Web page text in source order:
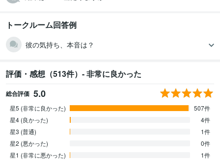
トークルーム回答例
彼の気持ち、本音は？
評価・感想（513件）- 非常に良かった
総合評価 5.0
星5 (非常に良かった)
507件
星4 (良かった)
4件
星3 (普通)
1件
星2 (悪かった)
0件
星1 (非常に悪かった)
1件